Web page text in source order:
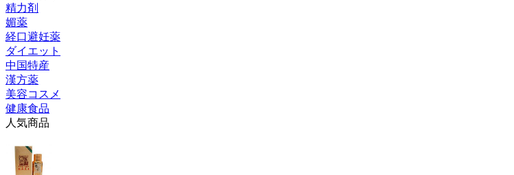
精力剤
媚薬
経口避妊薬
ダイエット
中国特産
漢方薬
美容コスメ
健康食品
人気商品